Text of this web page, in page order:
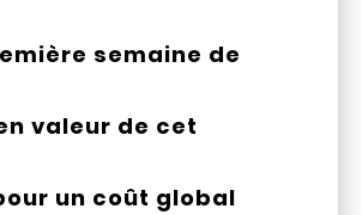
semaine de
valeur de cet
un coût global